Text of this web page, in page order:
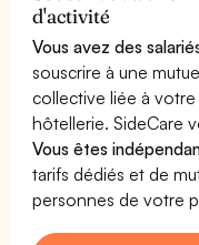
d'activité
Vous avez des
souscrire à une
collective liée à
hôtellerie. SideCare
Vous êtes
tarifs dédiés et de
personnes de votre